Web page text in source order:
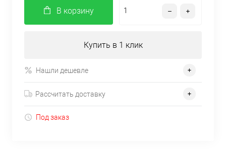
В корзину
Купить в 1 клик
Нашли дешевле
Рассчитать доставку
Под заказ